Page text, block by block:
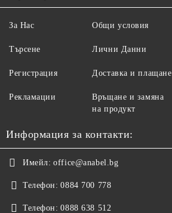
За Нас
Търсене
Регистрация
Рекламации
Общи условия
Лични Данни
Доставка и плащане
Връщане и замяна
на продукт
Информация за контакти:
Имейл: office@anabel.bg
Телефон: 0884 700 778
Телефон: 0888 638 512